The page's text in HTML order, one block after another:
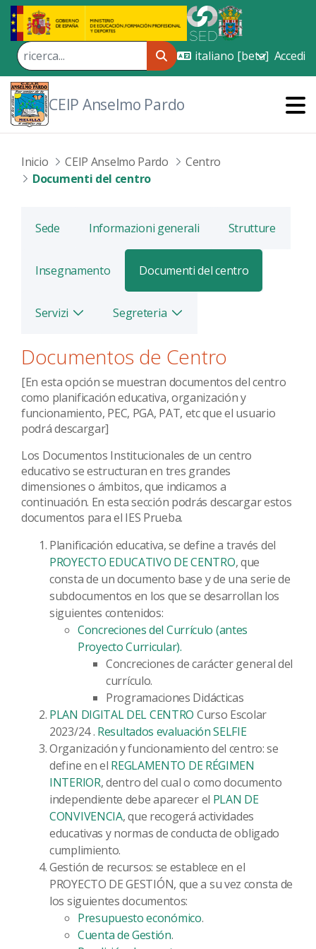
Skip to Main Content
Accedi
CEIP Anselmo Pardo
Inicio CEIP Anselmo Pardo
Centro
Documenti del centro
Sede Informazioni generali Strutture
Insegnamento Documenti del centro
Servizi AlternaSegreteria Alterna
Documentos de Centro
[En esta opción se muestran documentos del centro
como planificación educativa, organización y
funcionamiento, PEC, PGA, PAT, etc que el usuario
podrá descargar]
Los Documentos Institucionales de un centro
educativo se estructuran en tres grandes
dimensiones o ámbitos, que indicamos a
continuación. En esta sección podrás descargar estos
documentos para el IES Prueba.
Planificación educativa, se define a través del
PROYECTO EDUCATIVO DE CENTRO, que
consta de un documento base y de una serie de
subdocumentos en los que se desarrollan los
siguientes contenidos:
Concreciones del Currículo (antes
Proyecto Curricular).
Concreciones de carácter general del
currículo.
Programaciones Didácticas
PLAN DIGITAL DEL CENTRO Curso Escolar
2023/24 . Resultados evaluación SELFIE
Organización y funcionamiento del centro: se
define en el REGLAMENTO DE RÉGIMEN
INTERIOR, dentro del cual o como documento
independiente debe aparecer el PLAN DE
CONVIVENCIA, que recogerá actividades
educativas y normas de conducta de obligado
cumplimiento.
Gestión de recursos: se establece en el
PROYECTO DE GESTIÓN, que a su vez consta de
los siguientes documentos:
Presupuesto económico.
Cuenta de Gestión.